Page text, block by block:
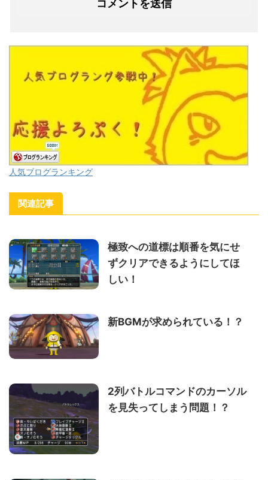
人気ブログランキング
関連記事
極致への道標は順番を気にせ
ずクリアできるようにしてほ
しい！
新BGMが求められている！？
2列バトルコマンドのカーソル
を見失ってしまう問題！？